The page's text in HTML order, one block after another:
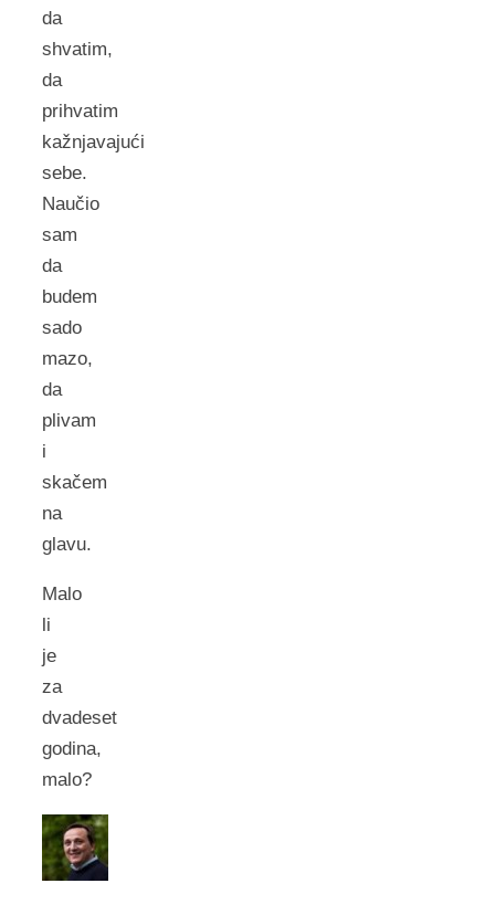
da
shvatim,
da
prihvatim
kažnjavajući
sebe.
Naučio
sam
da
budem
sado
mazo,
da
plivam
i
skačem
na
glavu.
Malo
li
je
za
dvadeset
godina,
malo?